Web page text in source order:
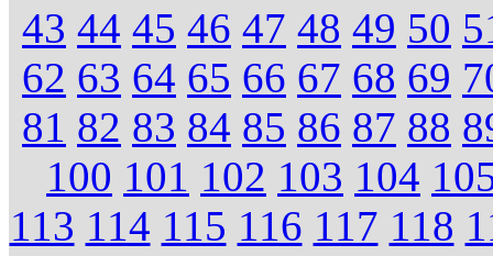
43 44 45 46 47 48 49 50
62 63 64 65 66 67 68 69
81 82 83 84 85 86 87 88
100 101 102 103 104
113 114 115 116 117 118